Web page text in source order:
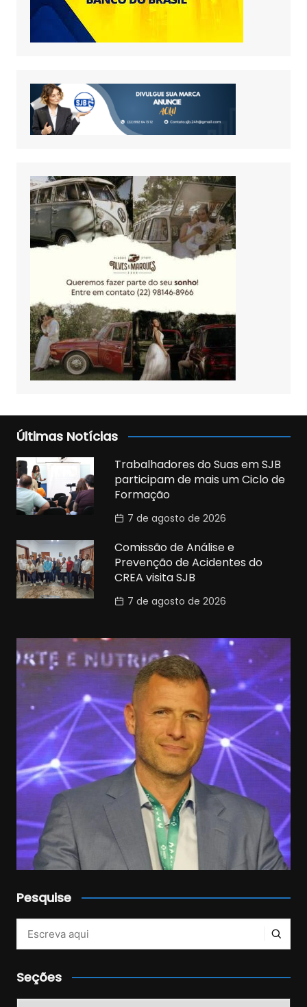
Últimas Notícias
Trabalhadores do Suas em SJB
participam de mais um Ciclo de
Formação
7 de agosto de 2026
Comissão de Análise e
Prevenção de Acidentes do
CREA visita SJB
7 de agosto de 2026
Pesquise
Seções